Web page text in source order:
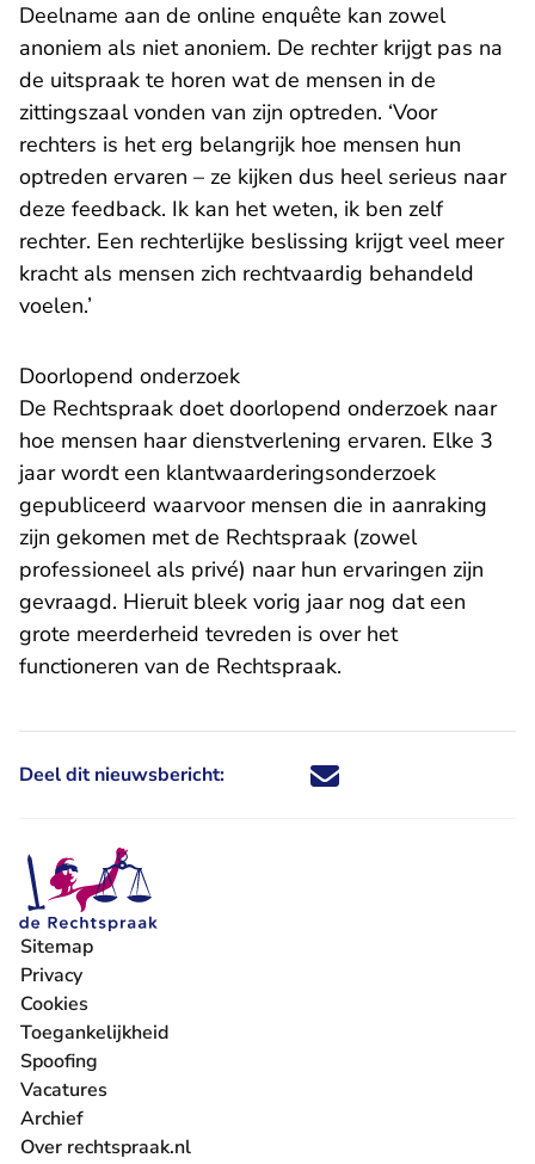
Deelname aan de online enquête kan zowel
anoniem als niet anoniem. De rechter krijgt pas na
de uitspraak te horen wat de mensen in de
zittingszaal vonden van zijn optreden. ‘Voor
rechters is het erg belangrijk hoe mensen hun
optreden ervaren – ze kijken dus heel serieus naar
deze feedback. Ik kan het weten, ik ben zelf
rechter. Een rechterlijke beslissing krijgt veel meer
kracht als mensen zich rechtvaardig behandeld
voelen.’
Doorlopend onderzoek
De Rechtspraak doet doorlopend onderzoek naar
hoe mensen haar dienstverlening ervaren. Elke 3
jaar wordt een klantwaarderingsonderzoek
gepubliceerd waarvoor mensen die in aanraking
zijn gekomen met de Rechtspraak (zowel
professioneel als privé) naar hun ervaringen zijn
gevraagd. Hieruit bleek vorig jaar nog dat een
grote meerderheid tevreden is over het
functioneren van de Rechtspraak.
Deel dit nieuwsbericht: Deel dit nieuwsbericht via X -
Deel dit nieuwsbericht via
Deel dit nieuwsbericht
Deel dit
Sitemap
Privacy
Cookies
Toegankelijkheid
Spoofing
Vacatures
- U verlaat Rechtspraak.nl
Archief
Over rechtspraak.nl